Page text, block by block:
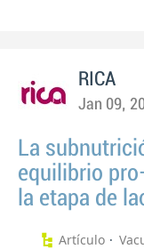
RICA
Jan 09,
La
equilibrio
la etapa de
Artículo